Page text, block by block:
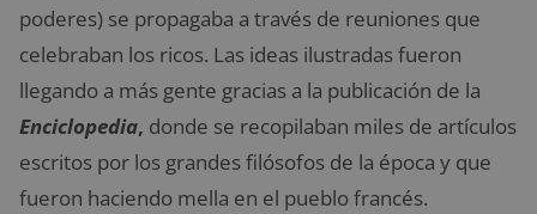
poderes) se propagaba a través de reuniones que
celebraban los ricos. Las ideas ilustradas fueron
llegando a más gente gracias a la publicación de la
Enciclopedia, donde se recopilaban miles de artículos
escritos por los grandes filósofos de la época y que
fueron haciendo mella en el pueblo francés.